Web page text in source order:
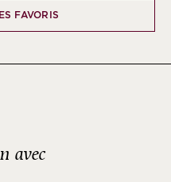
FAVORIS
avec